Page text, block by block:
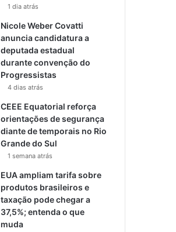
1 dia atrás
Nicole Weber Covatti
anuncia candidatura a
deputada estadual
durante convenção do
Progressistas
4 dias atrás
CEEE Equatorial reforça
orientações de segurança
diante de temporais no Rio
Grande do Sul
1 semana atrás
EUA ampliam tarifa sobre
produtos brasileiros e
taxação pode chegar a
37,5%; entenda o que
muda